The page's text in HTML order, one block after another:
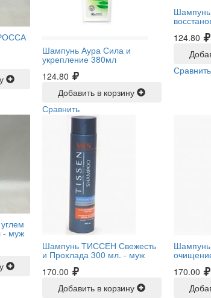
Шампунь Аура Сила и
укрепление 380мл
124.80
Добавить в корзину
Сравнить
124.80
Сравнить
- муж
Шампунь ТИССЕН Свежесть
и Прохлада 300 мл. - муж
170.00
Добавить в корзину
170.00